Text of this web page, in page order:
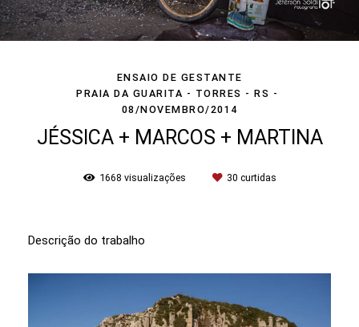
ENSAIO DE GESTANTE
PRAIA DA GUARITA - TORRES - RS
08/NOVEMBRO/2014
JÉSSICA + MARCOS + MARTINA
1668 visualizações 30 curtidas
Descrição do trabalho